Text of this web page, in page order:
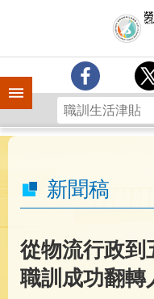
手機側欄
簡
訊
中
業
務
為
民
新聞稿
從物流行政
職訓成功翻轉